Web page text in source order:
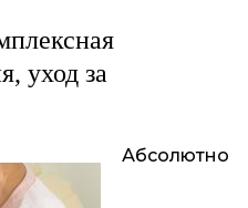
уход за
Абсолютно